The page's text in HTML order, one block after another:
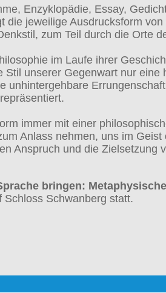
Enzyklopädie, Essay,
jeweilige Ausdrucksform
zum Teil durch die Orte
im Laufe ihrer
unserer Gegenwart nur eine
unhintergehbare
immer mit einer
Anlass nehmen, uns im Geist
Anspruch und die Zielsetzung
bringen:
Schwanberg statt.